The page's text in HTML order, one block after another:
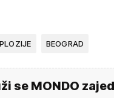
BEOGRAD
se MONDO